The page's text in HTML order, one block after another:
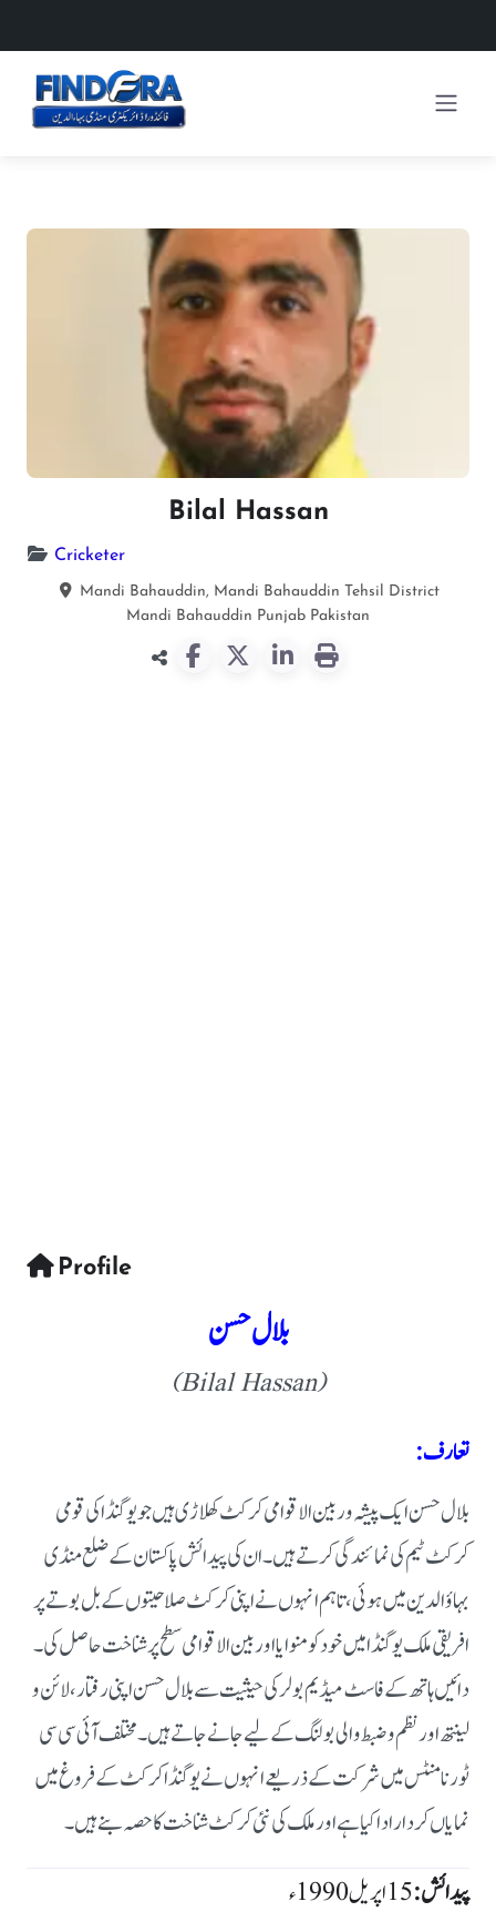
Bilal Hassan
Cricketer
Mandi Bahauddin, Mandi Bahauddin Tehsil District
Mandi Bahauddin Punjab Pakistan
Profile
بلال حسن
(Bilal Hassan)
تعارف:
بلال حسن ایک پیشہ ور بین الاقوامی کرکٹ کھلاڑی ہیں جو یوگنڈا کی قومی
کرکٹ ٹیم کی نمائندگی کرتے ہیں۔ ان کی پیدائش پاکستان کے ضلع منڈی
بہاؤالدین میں ہوئی، تاہم انہوں نے اپنی کرکٹ صلاحیتوں کے بل بوتے پر
افریقی ملک یوگنڈا میں خود کو منوایا اور بین الاقوامی سطح پر شناخت حاصل کی۔
دائیں ہاتھ کے فاسٹ میڈیم بولر کی حیثیت سے بلال حسن اپنی رفتار، لائن و
لینتھ اور نظم و ضبط والی بولنگ کے لیے جانے جاتے ہیں۔ مختلف آئی سی سی
ٹورنامنٹس میں شرکت کے ذریعے انہوں نے یوگنڈا کرکٹ کے فروغ میں
نمایاں کردار ادا کیا ہے اور ملک کی نئی کرکٹ شناخت کا حصہ بنے ہیں۔
پیدائش:15 اپریل 1990ء